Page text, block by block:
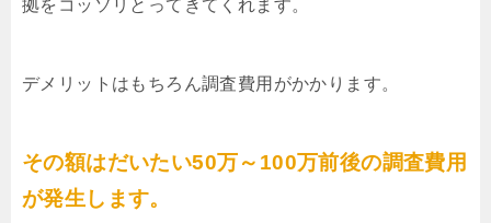
拠をコッソリとってきてくれます。
デメリットはもちろん調査費用がかかります。
その額はだいたい50万～100万前後の調査費用
が発生します。